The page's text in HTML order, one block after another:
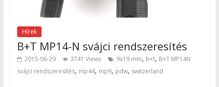
Hírek
B+T MP14-N svájci rendszeresítés
2015-06-29 3741 Views 9x19 mm, b+t, B+T MP14N
svájci rendszeresítés, mp44, mp9, pdw, switzerland